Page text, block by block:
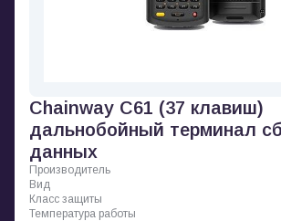
Chainway C61 (37 клавиш)
дальнобойный терминал
данных
Производитель
Вид
Класс защиты
Температура работы